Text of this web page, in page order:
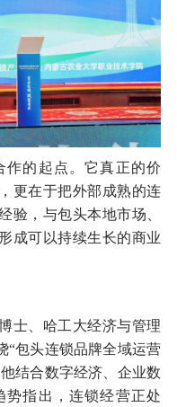
的起点。它真正的价
更在于把外部成熟的连
验，与包头本地市场、
成可以持续生长的商业
、哈工大经济与管理
“包头连锁品牌全域运营
结合数字经济、企业数
势指出，连锁经营正处